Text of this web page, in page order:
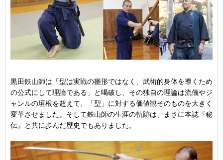
黒田鉄山師は「型は実戦の雛形ではなく、武術的身体を導くため
の公式にして理論である」と喝破し、その独自の理論は流儀やジ
ャンルの垣根を超えて、「型」に対する価値観そのものを大きく
変革させました。そして鉄山師の生涯の軌跡は、まさに本誌『秘
伝』と共に歩んだ歴史でもありました。